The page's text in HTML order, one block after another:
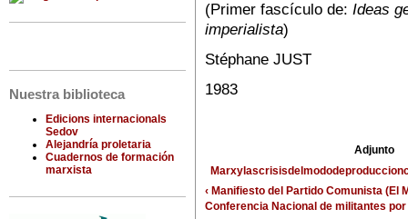
Nuestra biblioteca
Edicions internacionals
Sedov
Alejandría proletaria
Cuadernos de formación
marxista
(Primer fascículo de: Ideas
imperialista)
Stéphane JUST
1983
Adjunto
‹ Manifiesto del Partido Comunista (El
Conferencia Nacional de militantes